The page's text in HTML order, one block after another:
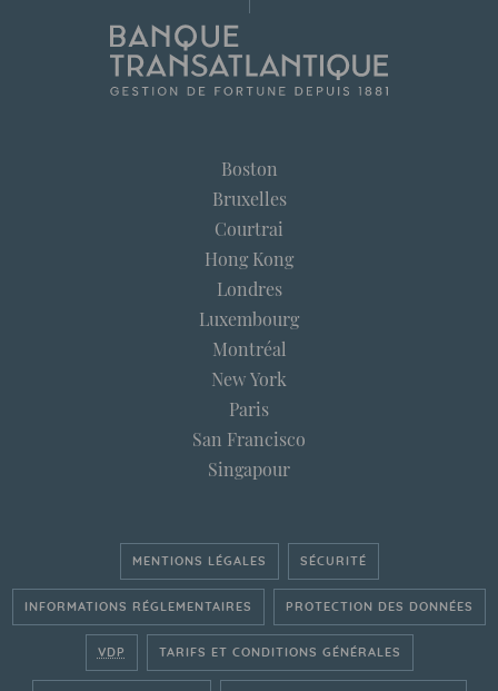
Boston
Bruxelles
Courtrai
Hong Kong
Londres
Luxembourg
Montréal
New York
Paris
San Francisco
Singapour
MENTIONS LÉGALES SÉCURITÉ
INFORMATIONS RÉGLEMENTAIRES PROTECTION DES DONNÉES
VDP TARIFS ET CONDITIONS GÉNÉRALES